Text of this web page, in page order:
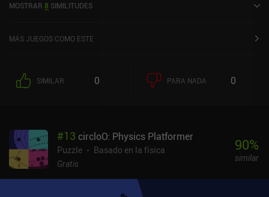
iOS.
MOSTRAR 8 SIMILITUDES
MÁS JUEGOS COMO ESTE
SIMILAR 0 PARA NADA 0
#13 circloO: Physics Platformer
Puzzle
Basado en la física
Gratis
90%
similar